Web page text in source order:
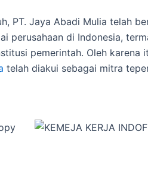
PT. Jaya Abadi Mulia telah
perusahaan di Indonesia,
pemerintah. Oleh karena
telah diakui sebagai mitra